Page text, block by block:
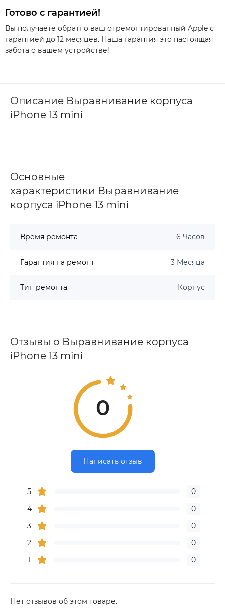
Готово с гарантией!
Вы получаете обратно ваш отремонтированный Apple с
гарантией до 12 месяцев. Наша гарантия это настоящая
забота о вашем устройстве!
Описание Выравнивание корпуса
iPhone 13 mini
Основные
характеристики Выравнивание
корпуса iPhone 13 mini
Время ремонта 6 Часов
Гарантия на ремонт 3 Месяца
Тип ремонта Корпус
Отзывы о Выравнивание корпуса
iPhone 13 mini
0
Написать отзыв
5
0
4
0
3
0
2
0
1
0
Нет отзывов об этом товаре.